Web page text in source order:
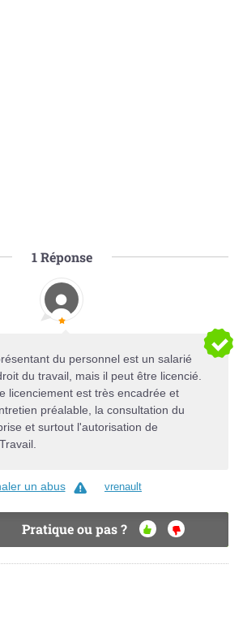
1Réponse
du personnel est un salarié
du travail, mais il peut être licencié.
licenciement est très encadrée et
préalable, la consultation du
et surtout l'autorisation de
un abus vrenault
Pratique ou pas ?
OU
I
NO